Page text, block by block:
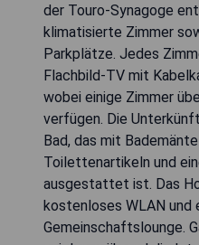
der Touro-Synagoge
klimatisierte Zimmer
Parkplätze. Jedes
Flachbild-TV mit
wobei einige Zimmer
verfügen. Die
Bad, das mit
Toilettenartikeln und
ausgestattet ist. Das
kostenloses WLAN und
Gemeinschaftslounge.